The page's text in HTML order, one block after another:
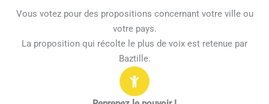
Vous votez pour des propositions concernant votre ville ou
votre pays.
La proposition qui récolte le plus de voix est retenue par
Baztille.